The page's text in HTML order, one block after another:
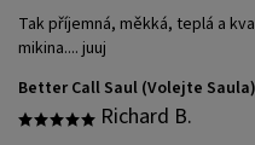
Tak příjemná, měkká, teplá a
mikina.... juuj
Better Call Saul (Volejte
Richard B.